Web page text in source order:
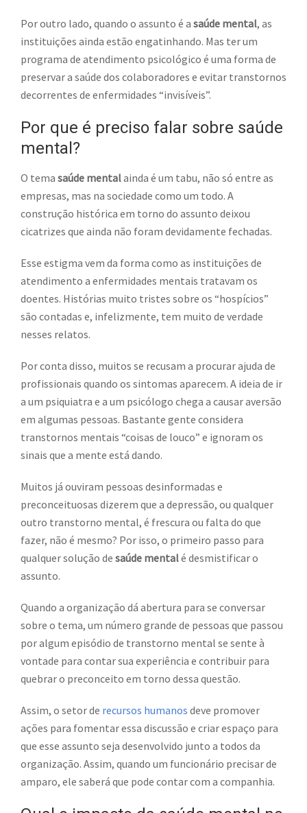
Por outro lado, quando o assunto é a saúde mental, as
instituições ainda estão engatinhando. Mas ter um
programa de atendimento psicológico é uma forma de
preservar a saúde dos colaboradores e evitar transtornos
decorrentes de enfermidades “invisíveis”.
Por que é preciso falar sobre saúde
mental?
O tema saúde mentalainda é um tabu, não só entre as
empresas, mas na sociedade como um todo. A
construção histórica em torno do assunto deixou
cicatrizes que ainda não foram devidamente fechadas.
Esse estigma vem da forma como as instituições de
atendimento a enfermidades mentais tratavam os
doentes. Histórias muito tristes sobre os “hospícios”
são contadas e, infelizmente, tem muito de verdade
nesses relatos.
Por conta disso, muitos se recusam a procurar ajuda de
profissionais quando os sintomas aparecem. A ideia de ir
a um psiquiatra e a um psicólogo chega a causar aversão
em algumas pessoas. Bastante gente considera
transtornos mentais “coisas de louco” e ignoram os
sinais que a mente está dando.
Muitos já ouviram pessoas desinformadas e
preconceituosas dizerem que a depressão, ou qualquer
outro transtorno mental, é frescura ou falta do que
fazer, não é mesmo? Por isso, o primeiro passo para
qualquer solução de saúde mentalé desmistificar o
assunto.
Quando a organização dá abertura para se conversar
sobre o tema, um número grande de pessoas que passou
por algum episódio de transtorno mental se sente à
vontade para contar sua experiência e contribuir para
quebrar o preconceito em torno dessa questão.
Assim, o setor de recursos humanos deve promover
ações para fomentar essa discussão e criar espaço para
que esse assunto seja desenvolvido junto a todos da
organização. Assim, quando um funcionário precisar de
amparo, ele saberá que pode contar com a companhia.